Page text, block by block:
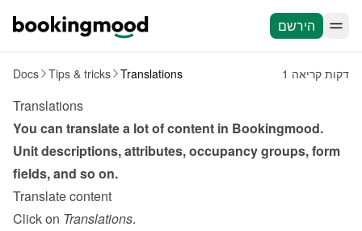
הירשם
Docs Tips & tricks Translations 1 דקות קריאה
Translations
You can translate a lot of content in Bookingmood.
Unit descriptions, attributes, occupancy groups, form
fields, and so on.
Translate content
Click on Translations.